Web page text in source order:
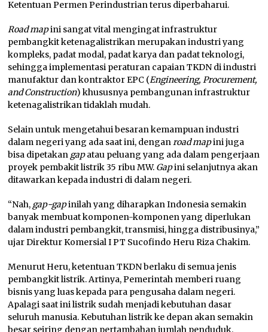
Ketentuan Permen Perindustrian terus diperbaharui.
Road mapini sangat vital mengingat infrastruktur
pembangkit ketenagalistrikan merupakan industri yang
kompleks, padat modal, padat karya dan padat teknologi,
sehingga implementasi peraturan capaian TKDN di industri
manufaktur dan kontraktor EPC (Engineering, Procurement,
and Construction) khususnya pembangunan infrastruktur
ketenagalistrikan tidaklah mudah.
Selain untuk mengetahui besaran kemampuan industri
dalam negeri yang ada saat ini, denganroad mapini juga
bisa dipetakan gapatau peluang yang ada dalam pengerjaan
proyek pembakit listrik 35 ribu MW. Gapini selanjutnya akan
ditawarkan kepada industri di dalam negeri.
“Nah, gap-gapinilah yang diharapkan Indonesia semakin
banyak membuat komponen-komponen yang diperlukan
dalam industri pembangkit, transmisi, hingga distribusinya,”
ujar Direktur Komersial I PT Sucofindo Heru Riza Chakim.
Menurut Heru, ketentuan TKDN berlaku di semua jenis
pembangkit listrik. Artinya, Pemerintah memberi ruang
bisnis yang luas kepada para pengusaha dalam negeri.
Apalagi saat ini listrik sudah menjadi kebutuhan dasar
seluruh manusia. Kebutuhan listrik ke depan akan semakin
besar seiring dengan pertambahan jumlah penduduk.